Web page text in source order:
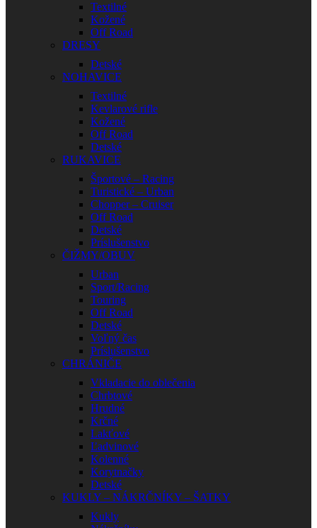
Textilné
Kožené
Off Road
DRESY
Detské
NOHAVICE
Textilné
Kevlarové rifle
Kožené
Off Road
Detské
RUKAVICE
Športové – Racing
Turistické – Urban
Chopper – Cruiser
Off Road
Detské
Príslušenstvo
ČIŽMY/OBUV
Urban
Sport/Racing
Touring
Off Road
Detské
Voľný čas
Príslušenstvo
CHRÁNIČE
Vkladacie do oblečenia
Chrbtové
Hrudné
Krčné
Lakťové
Ľadvinové
Kolenné
Korytnačky
Detské
KUKLY – NÁKRČNÍKY – ŠATKY
Kukly